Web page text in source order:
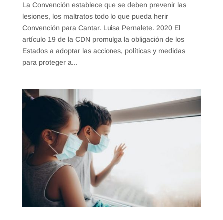
La Convención establece que se deben prevenir las
lesiones, los maltratos todo lo que pueda herir
Convención para Cantar. Luisa Pernalete. 2020 El
artículo 19 de la CDN promulga la obligación de los
Estados a adoptar las acciones, políticas y medidas
para proteger a...